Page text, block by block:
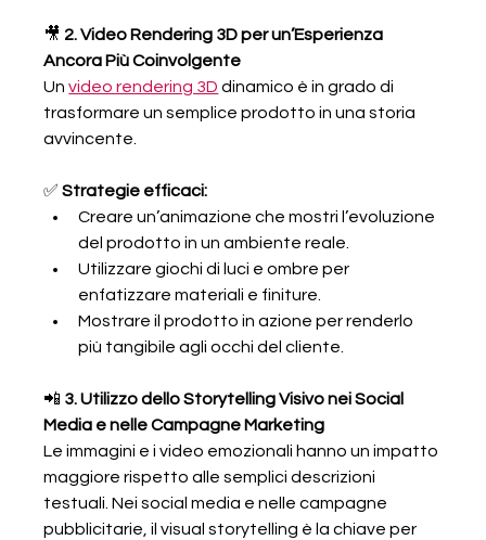
🎥 2. Video Rendering 3D per un’Esperienza
Ancora Più Coinvolgente
Un video rendering 3D dinamico è in grado di
trasformare un semplice prodotto in una storia
avvincente.
✅ Strategie efficaci:
Creare un’animazione che mostri l’evoluzione
del prodotto in un ambiente reale.
Utilizzare giochi di luci e ombre per
enfatizzare materiali e finiture.
Mostrare il prodotto in azione per renderlo
più tangibile agli occhi del cliente.
📲 3. Utilizzo dello Storytelling Visivo nei Social
Media e nelle Campagne Marketing
Le immagini e i video emozionali hanno un impatto
maggiore rispetto alle semplici descrizioni
testuali. Nei social media e nelle campagne
pubblicitarie, il visual storytelling è la chiave per